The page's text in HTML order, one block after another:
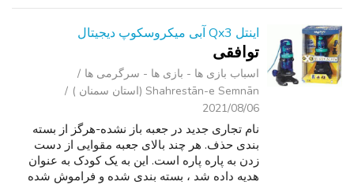
اینتل Qx3 آبی میکروسکوپ دیجیتال
توافقی
اسباب‌ بازی ها - بازی ها - سرگرمی ‌ها
Shahrestān-e Semnān (استان سمنان )
2021/08/06
نام تجاری جدید در جعبه باز نشده-هرگز از بسته
بندی حذف. هر چند بالای جعبه مقوایی از دست
زدن به پاره پاره است. این به یک کودک به عنوان
هدیه داده شد ، بسته بندی شده و فراموش شده